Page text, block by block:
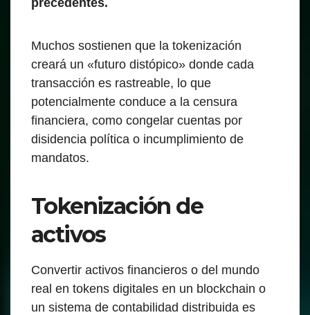
precedentes.
Muchos sostienen que la tokenización
creará un «futuro distópico» donde cada
transacción es rastreable, lo que
potencialmente conduce a la censura
financiera, como congelar cuentas por
disidencia política o incumplimiento de
mandatos.
Tokenización de
activos
Convertir activos financieros o del mundo
real en tokens digitales en un blockchain o
un sistema de contabilidad distribuida es